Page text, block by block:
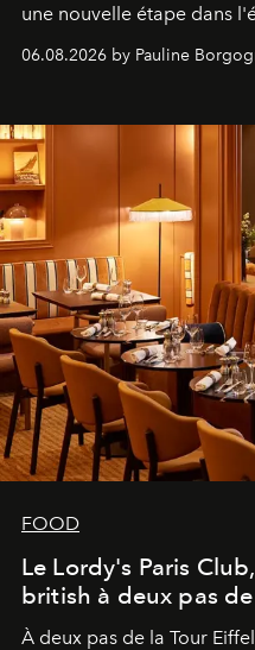
une nouvelle étape dans
06.08.2026 by Pauline
FOOD
Le Lordy's Paris
british à deux pas
À deux pas de la Tour